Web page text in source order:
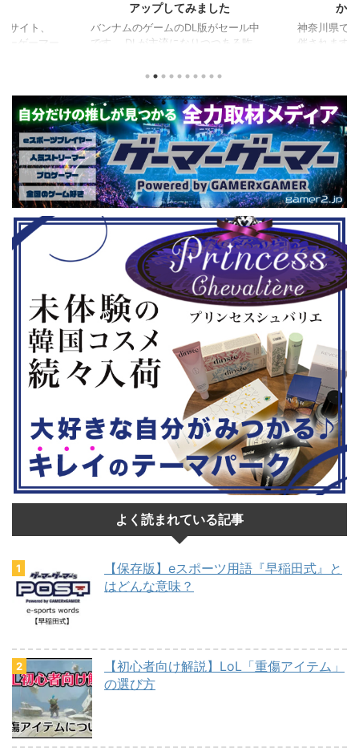
セール中
つある昨
ルを独自に
。（類似し
ゲーム、長
ム） 注目
セット』
ホラーゲー
『鉄拳8
かの蝶野正洋！！！
神奈川県でシニアeスポーツ大会が開
催されます。 東日本予選（福島
選（神奈川県）の優勝者3名が決勝大
仕様。ご当地キャラクターによる対戦
も見られるとのことなので、家族で楽
しめるイベントになっているようで
す。 ちなみに、ゲストのプロレスラ
ーである蝶野正洋さんは今年60歳に
なるそうです。トークセッションに登
場しますよ。 この記事のポイント ・
大会参加者は60歳以上 ・3地区で予
選あり。予選は8月24日、25日と9月
22日。本戦は9月22日（事前エ ...
『ペルソ
セガの最新
ファンから
や編成や育
クなどが話
売されたば
要チェック
ル」に『ユ
登場！『龍
リロード』
は、
ンドーeショ
...
よく読まれている記事
【保存版】eスポーツ用語『早稲田式』と
はどんな意味？
【初心者向け解説】LoL「重傷アイテム」
の選び方